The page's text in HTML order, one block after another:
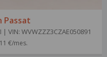
Passat
VIN: WVWZZZ3CZAE050891
€/mes.